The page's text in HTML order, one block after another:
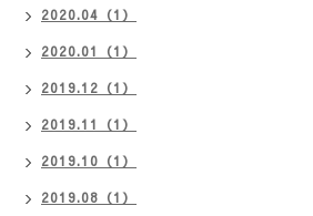
2020.04（1）
2020.01（1）
2019.12（1）
2019.11（1）
2019.10（1）
2019.08（1）